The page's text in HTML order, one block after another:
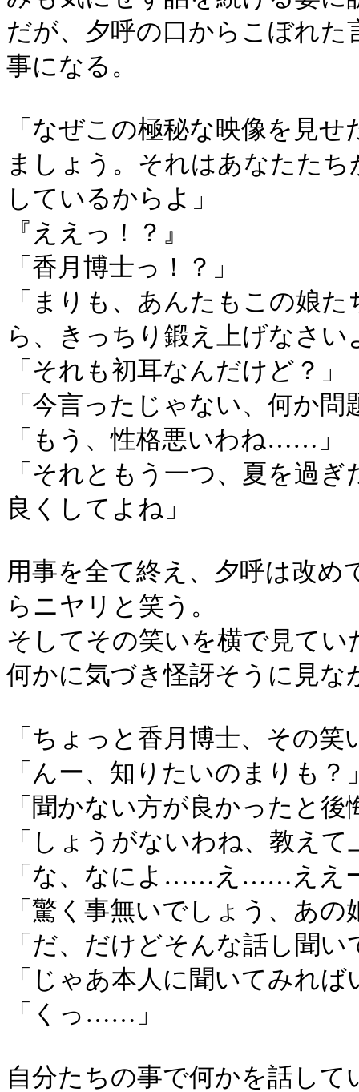
だが、夕呼の口からこぼれ
事になる。
「なぜこの極秘な映像を見
ましょう。それはあなたた
しているからよ」
『ええっ！？』
「香月博士っ！？」
「まりも、あんたもこの娘
ら、きっちり鍛え上げなさい
「それも初耳なんだけど？」
「今言ったじゃない、何か問
「もう、性格悪いわね……」
「それともう一つ、夏を過
良くしてよね」
用事を全て終え、夕呼は改
らニヤリと笑う。
そしてその笑いを横で見て
何かに気づき怪訝そうに見な
「ちょっと香月博士、その
「んー、知りたいのまりも？
「聞かない方が良かったと
「しょうがないわね、教え
「な、なによ……え……ええ
「驚く事無いでしょう、あ
「だ、だけどそんな話し聞
「じゃあ本人に聞いてみれ
「くっ……」
自分たちの事で何かを話し